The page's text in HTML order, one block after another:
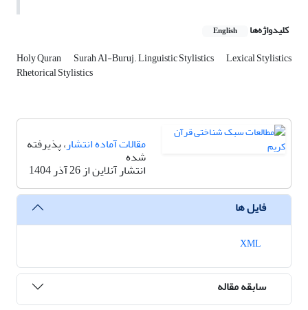
کلیدواژه‌ها English
Holy Quran Surah Al-Buruj. Linguistic Stylistics Lexical Stylistics
Rhetorical Stylistics
مقالات آماده انتشار، پذیرفته
شده
انتشار آنلاین از 26 آذر 1404
فایل ها
سابقه مقاله